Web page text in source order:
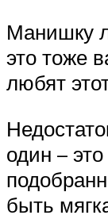
Манишку
это тоже
любят
один –
быть